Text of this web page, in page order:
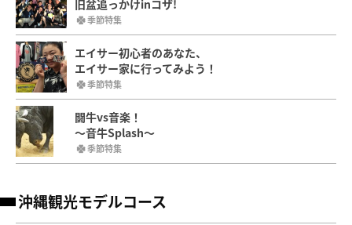
旧盆追っかけinコザ!
季節特集
エイサー初心者のあなた、
エイサー家に行ってみよう！
季節特集
闘牛vs音楽！
～音牛Splash～
季節特集
沖縄観光モデルコース